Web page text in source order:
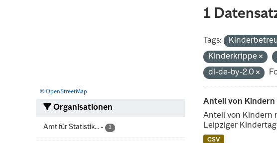
© OpenStreetMap
Organisationen
Amt für Statistik... - 1
1
Tags:
Kinderkrippe
dl-de-by-2.0
Anteil von
Anteil von Kindern
Leipziger
CSV